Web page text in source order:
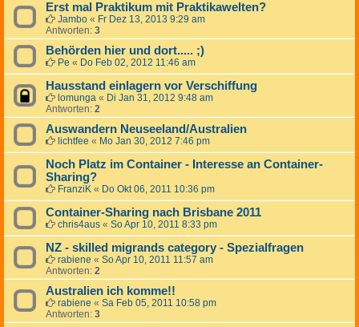
Erst mal Praktikum mit Praktikawelten?
Jambo « Fr Dez 13, 2013 9:29 am
Antworten: 3
Behörden hier und dort..... ;)
Pe « Do Feb 02, 2012 11:46 am
Hausstand einlagern vor Verschiffung
lomunga « Di Jan 31, 2012 9:48 am
Antworten: 2
Auswandern Neuseeland/Australien
lichtfee « Mo Jan 30, 2012 7:46 pm
Noch Platz im Container - Interesse an Container-
Sharing?
FranziK « Do Okt 06, 2011 10:36 pm
Container-Sharing nach Brisbane 2011
chris4aus « So Apr 10, 2011 8:33 pm
NZ - skilled migrands category - Spezialfragen
rabiene « So Apr 10, 2011 11:57 am
Antworten: 2
Australien ich komme!!
rabiene « Sa Feb 05, 2011 10:58 pm
Antworten: 3